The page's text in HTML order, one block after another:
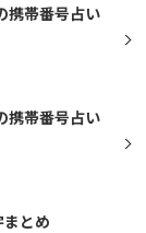
携帯番号占い
携帯番号占い
まとめ